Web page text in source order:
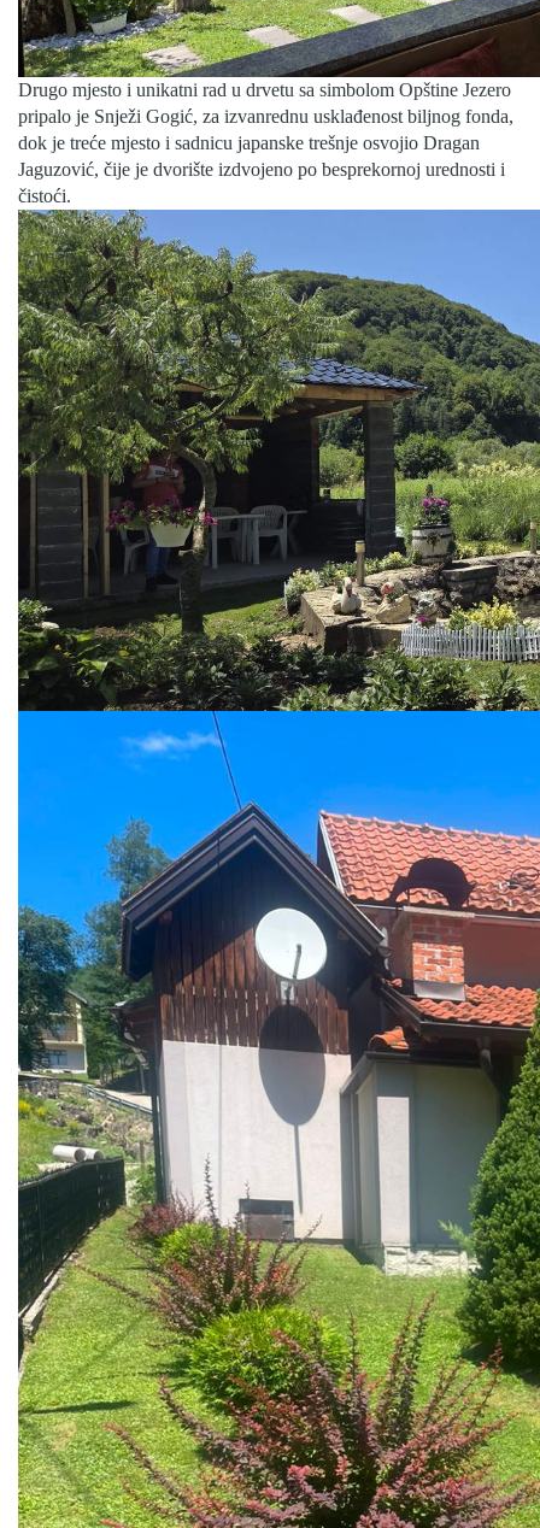
Drugo mjesto i unikatni rad u drvetu sa simbolom Opštine Jezero
pripalo je Snježi Gogić, za izvanrednu usklađenost biljnog fonda,
dok je treće mjesto i sadnicu japanske trešnje osvojio Dragan
Jaguzović, čije je dvorište izdvojeno po besprekornoj urednosti i
čistoći.